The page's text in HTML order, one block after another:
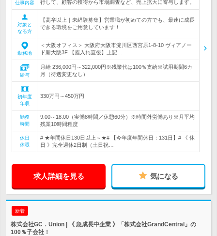
仕事内容 行して、顧客の獲得から市場調査など、売上拡大に寄与します。
対象と
なる方
【高卒以上｜未経験募集】営業職が初めての方でも、最速に成長
できる環境をご用意しています！
勤務地
＜大阪オフィス＞ 大阪府大阪市淀川区西宮原1-8-10 ヴィアノー
ド新大阪3F 【雇入れ直後】上記…
給与
月給 236,000円～322,000円※残業代は100％支給※試用期間6カ
月（待遇変更なし）
初年度
年収
330万円～450万円
勤務
時間
9:00～18:00（実働8時間／休憩60分）※時間外労働あり※月平均
残業10時間程度
休日
休暇
# ★年間休日130日以上～★# 【今年度年間休日：131日】# 《 休
日 》完全週休2日制（土日祝…
求人詳細を見る 気になる
新着
株式会社GC．Union | 《 急成長中企業 》「株式会社GrandCentral」の
100％子会社！